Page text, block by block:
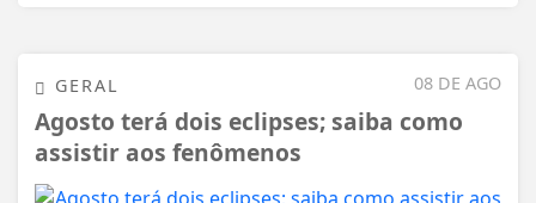
08 DE AGO
GERAL
Agosto terá dois eclipses; saiba como
assistir aos fenômenos